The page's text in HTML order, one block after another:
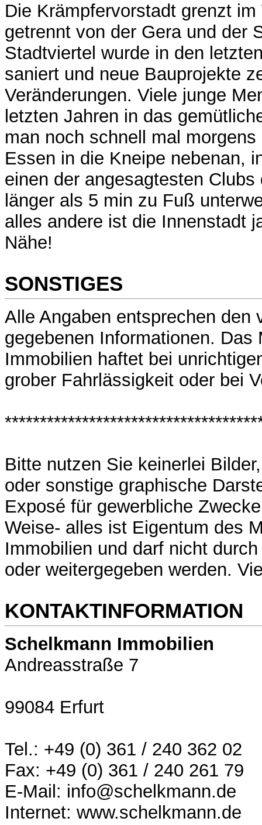
Die Krämpfervorstadt grenzt
getrennt von der Gera und der
Stadtviertel wurde in den
saniert und neue Bauprojekte
Veränderungen. Viele junge
letzten Jahren in das
man noch schnell mal
Essen in die Kneipe nebenan,
einen der angesagtesten
länger als 5 min zu Fuß
alles andere ist die Innenstadt
Nähe!
SONSTIGES
Alle Angaben entsprechen den
gegebenen Informationen. Das
Immobilien haftet bei
grober Fahrlässigkeit oder bei
Bitte nutzen Sie keinerlei
oder sonstige graphische
Exposé für gewerbliche
Weise- alles ist Eigentum des
Immobilien und darf nicht
oder weitergegeben werden.
KONTAKTINFORMATION
Schelkmann Immobilien
Andreasstraße 7
99084 Erfurt
Tel.: +49 (0) 361 / 240 362 02
Fax: +49 (0) 361 / 240 261 79
E-Mail: info@schelkmann.de
Internet: www.schelkmann.de